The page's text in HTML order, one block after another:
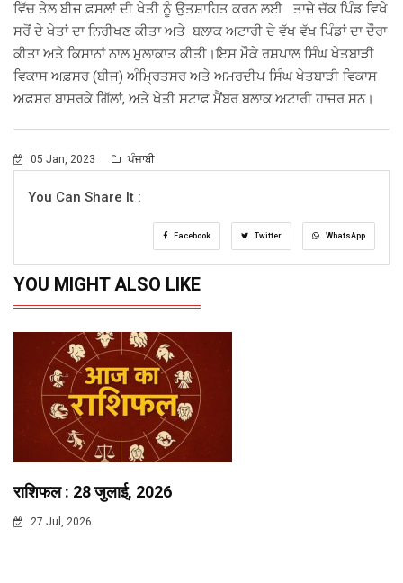
ਵਿੱਚ ਤੇਲ ਬੀਜ ਫ਼ਸਲਾਂ ਦੀ ਖੇਤੀ ਨੂੰ ਉਤਸ਼ਾਹਿਤ ਕਰਨ ਲਈ ਤਾਜੇ ਚੱਕ ਪਿੰਡ ਵਿਖੇ
ਸਰੋਂ ਦੇ ਖੇਤਾਂ ਦਾ ਨਿਰੀਖਣ ਕੀਤਾ ਅਤੇ ਬਲਾਕ ਅਟਾਰੀ ਦੇ ਵੱਖ ਵੱਖ ਪਿੰਡਾਂ ਦਾ ਦੌਰਾ
ਕੀਤਾ ਅਤੇ ਕਿਸਾਨਾਂ ਨਾਲ ਮੁਲਾਕਾਤ ਕੀਤੀ।ਇਸ ਮੌਕੇ ਰਸ਼ਪਾਲ ਸਿੰਘ ਖੇਤਬਾੜੀ
ਵਿਕਾਸ ਅਫ਼ਸਰ (ਬੀਜ) ਅੰਮ੍ਰਿਤਸਰ ਅਤੇ ਅਮਰਦੀਪ ਸਿੰਘ ਖੇਤਬਾੜੀ ਵਿਕਾਸ
ਅਫ਼ਸਰ ਬਾਸਰਕੇ ਗਿੱਲਾਂ, ਅਤੇ ਖੇਤੀ ਸਟਾਫ ਮੈਂਬਰ ਬਲਾਕ ਅਟਾਰੀ ਹਾਜਰ ਸਨ।
05 Jan, 2023 ਪੰਜਾਬੀ
You Can Share It :
Facebook Twitter WhatsApp
YOU MIGHT ALSO LIKE
राशिफल : 28 जुलाई, 2026
27 Jul, 2026